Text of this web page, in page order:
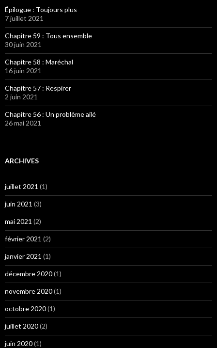
Épilogue : Toujours plus
7 juillet 2021
Chapitre 59 : Tous ensemble
30 juin 2021
Chapitre 58 : Maréchal
16 juin 2021
Chapitre 57 : Respirer
2 juin 2021
Chapitre 56 : Un problème ailé
26 mai 2021
ARCHIVES
juillet 2021 (1)
juin 2021 (3)
mai 2021 (2)
février 2021 (2)
janvier 2021 (1)
décembre 2020(1)
novembre 2020(1)
octobre 2020(1)
juillet 2020(2)
juin 2020(1)